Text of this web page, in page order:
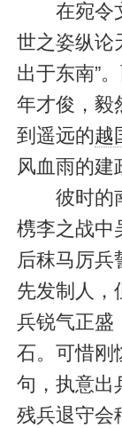
在宛令文
世之姿纵论
出于东南”
年才俊，毅
到遥远的越
风血雨的建
彼时的
槜李之战中
后秣马厉兵
先发制人，
兵锐气正盛
石。可惜刚
句，执意出
残兵退守会